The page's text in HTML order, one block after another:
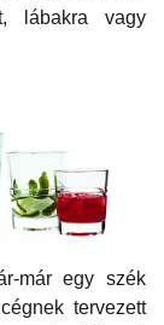
lábakra vagy
már egy szék
tervezett